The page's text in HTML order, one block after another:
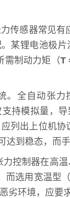
传感器常见
某锂电池极
需制动力矩（T
。全自动张
持模拟量，
列出上位机协
达到稳态，而
控制器在高
而选用宽温型（
劣环境，应要